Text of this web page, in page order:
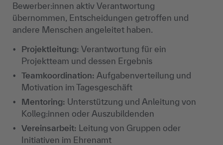
Bewerber:innen aktiv Verantwortung
übernommen, Entscheidungen getroffen und
andere Menschen angeleitet haben.
Projektleitung: Verantwortung für ein
Projektteam und dessen Ergebnis
Teamkoordination: Aufgabenverteilung und
Motivation im Tagesgeschäft
Mentoring: Unterstützung und Anleitung von
Kolleg:innen oder Auszubildenden
Vereinsarbeit: Leitung von Gruppen oder
Initiativen im Ehrenamt